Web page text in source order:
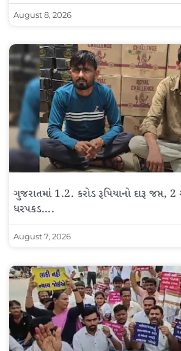
August 8, 2026
ગુજરાતમાં 1.2. કરોડ રૂપિયાનો દારૂ જપ્ત, 2
ધરપકડ….
August 7, 2026